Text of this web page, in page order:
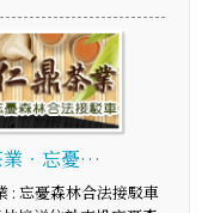
業‧忘憂…
: 忘憂森林合法接駁車